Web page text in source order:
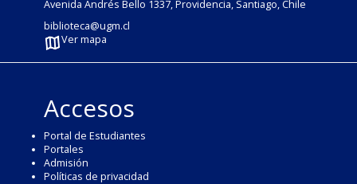
Avenida Andrés Bello 1337, Providencia, Santiago, Chile
biblioteca@ugm.cl
Ver mapa
Accesos
Portal de Estudiantes
Portales
Admisión
Políticas de privacidad